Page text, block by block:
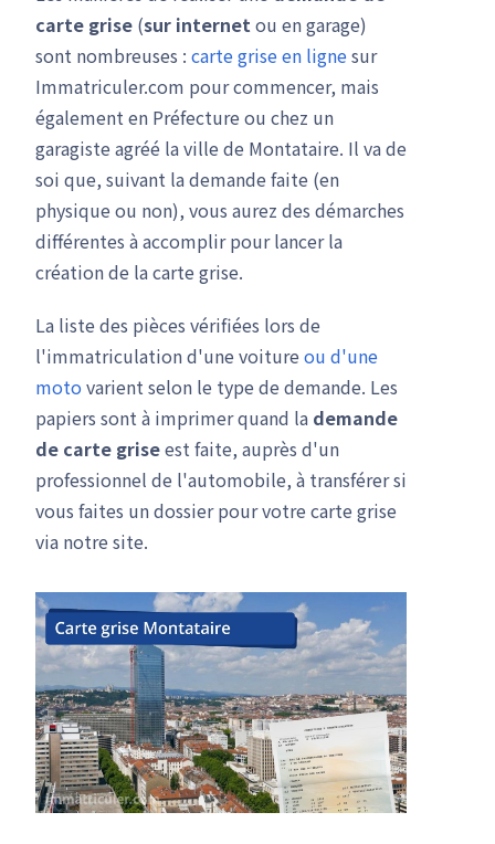
carte grise (sur internetou en garage)
sont nombreuses : carte grise en lignesur
Immatriculer.com pour commencer, mais
également en Préfecture ou chez un
garagiste agréé la ville de Montataire. Il va de
soi que, suivant la demande faite (en
physique ou non), vous aurez des démarches
différentes à accomplir pour lancer la
création de la carte grise.
La liste des pièces vérifiées lors de
l'immatriculation d'une voiture ou d'une
motovarient selon le type de demande. Les
papiers sont à imprimer quand la demande
de carte griseest faite, auprès d'un
professionnel de l'automobile, à transférer si
vous faites un dossier pour votre carte grise
via notre site.